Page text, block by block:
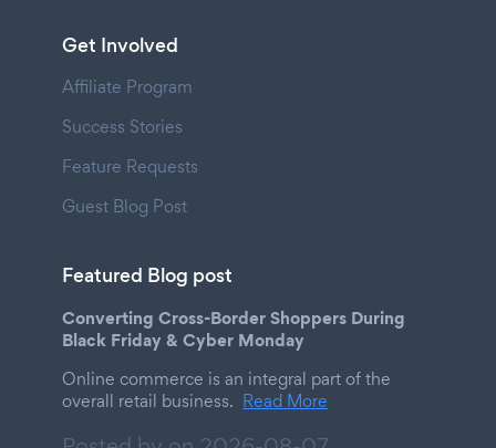
Get Involved
Affiliate Program
Success Stories
Feature Requests
Guest Blog Post
Featured Blog post
Converting Cross-Border Shoppers During
Black Friday & Cyber Monday
Online commerce is an integral part of the
overall retail business. Read More